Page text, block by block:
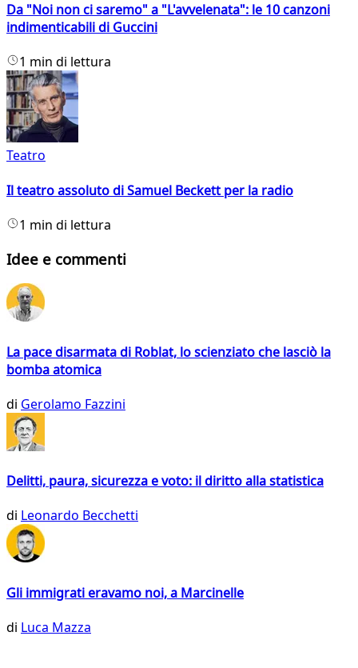
Da "Noi non ci saremo" a "L'avvelenata": le 10 canzoni
indimenticabili di Guccini
1 min di lettura
Teatro
Il teatro assoluto di Samuel Beckett per la radio
1 min di lettura
Idee e commenti
La pace disarmata di Roblat, lo scienziato che lasciò la
bomba atomica
di Gerolamo Fazzini
Delitti, paura, sicurezza e voto: il diritto alla statistica
di Leonardo Becchetti
Gli immigrati eravamo noi, a Marcinelle
di Luca Mazza